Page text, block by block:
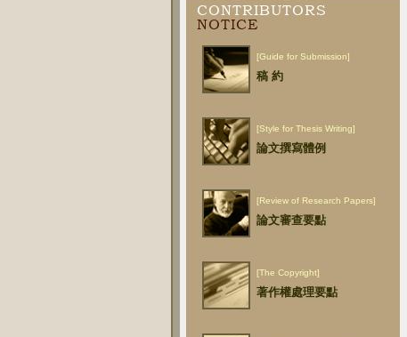
CONTRIBUTORS
NOTICE
[Guide for Submission]
稿 約
[Style for Thesis Writing]
論文撰寫體例
[Review of Research Papers]
論文審查要點
[The Copyright]
著作權處理要點